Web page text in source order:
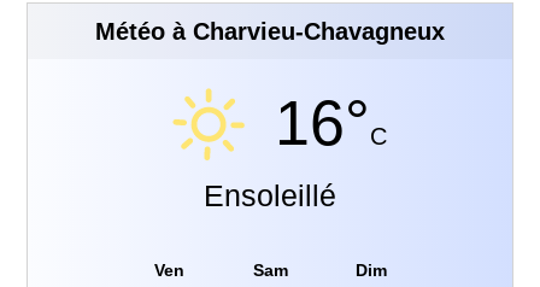
Météo à Charvieu-Chavagneux
16°C
Ensoleillé
Ven Sam Dim